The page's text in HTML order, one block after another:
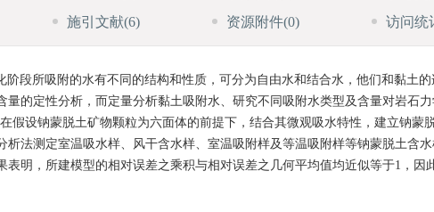
施引文献(6) 资源附件(0) 访问统
段所吸附的水有不同的结构和性质，可分为自由水和结合水，他们和黏土的
的定性分析，而定量分析黏土吸附水、研究不同吸附水类型及含量对岩石力
假设钠蒙脱土矿物颗粒为六面体的前提下，结合其微观吸水特性，建立钠蒙
法测定室温吸水样、风干含水样、室温吸附样及等温吸附样等钠蒙脱土含水
表明，所建模型的相对误差之乘积与相对误差之几何平均值均近似等于1，因